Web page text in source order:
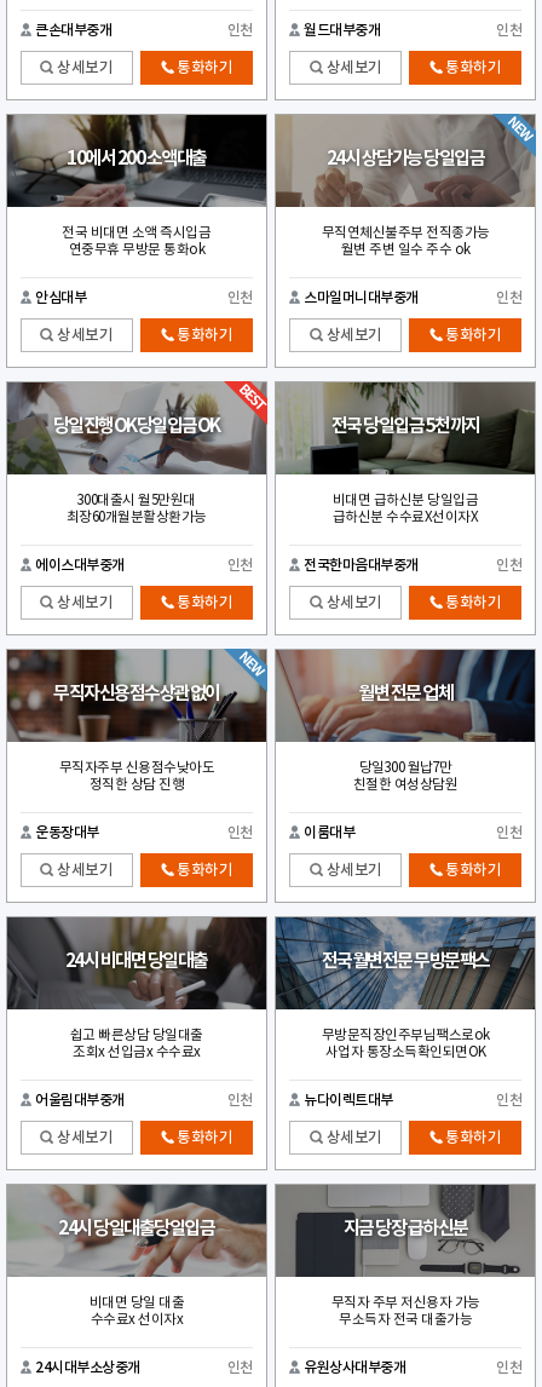
큰손대부중개 인천
상세보기 통화하기
월드대부중개 인천
상세보기 통화하기
10에서 200 소액대출
전국 비대면 소액 즉시입금
연중무휴 무방문 통화ok
안심대부 인천
상세보기 통화하기
24시 상담가능 당일입금
무직연체신불주부 전직종가능
월변 주변 일수 주수 ok
스마일머니대부중개 인천
상세보기 통화하기
당일진행OK당일입금OK
300대출시 월5만원대
최장60개월분활상환가능
에이스대부중개 인천
상세보기 통화하기
전국 당일입금 5천까지
비대면 급하신분 당일입금
급하신분 수수료X선이자X
전국한마음대부중개 인천
상세보기 통화하기
무직자신용점수상관없이
무직자주부 신용점수낮아도
정직한 상담 진행
운동장대부 인천
상세보기 통화하기
월변 전문 업체
당일300 월납7만
친절한 여성상담원
이룸대부 인천
상세보기 통화하기
24시 비대면 당일대출
쉽고 빠른상담 당일대출
조회x 선입금x 수수료x
어울림대부중개 인천
상세보기 통화하기
전국월변전문 무방문팩스
무방문직장인주부님팩스로ok
사업자 통장소득확인되면OK
뉴다이렉트대부 인천
상세보기 통화하기
24시 당일대출당일입금
비대면 당일 대출
수수료x 선이자x
24시대부소상중개 인천
지금 당장 급하신분
무직자 주부 저신용자 가능
무소득자 전국 대출가능
유원상사대부중개 인천